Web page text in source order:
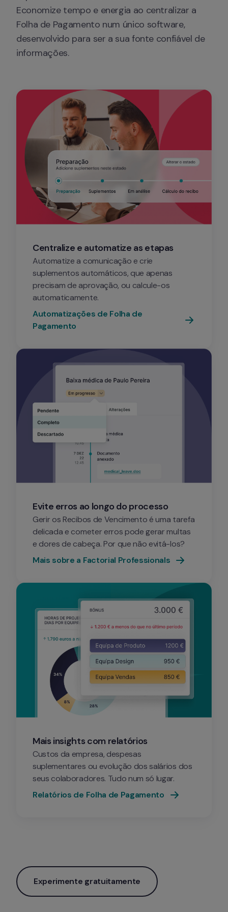
Economize tempo e energia ao centralizar a
Folha de Pagamento num único software,
desenvolvido para ser a sua fonte confiável de
informações.
Centralize e automatize as etapas
Automatize a comunicação e crie
suplementos automáticos, que apenas
precisam de aprovação, ou calcule-os
automaticamente.
Automatizações de Folha de
Pagamento
Evite erros ao longo do processo
Gerir os Recibos de Vencimento é uma tarefa
delicada e cometer erros pode gerar multas
e dores de cabeça. Por que não evitá-los?
Mais sobre a Factorial Professionals
Mais insights com relatórios
Custos da empresa, despesas
suplementares ou evolução dos salários dos
seus colaboradores. Tudo num só lugar.
Relatórios de Folha de Pagamento
Experimente gratuitamente